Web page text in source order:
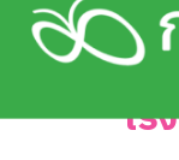
Skip
โร